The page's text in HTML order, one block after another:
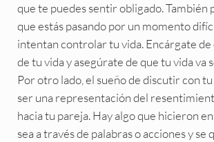
que te puedes sentir obligado. También
que estás pasando por un momento
intentan controlar tu vida. Encárgate de
de tu vida y asegúrate de que tu vida va
Por otro lado, el sueño de discutir con
ser una representación del
hacia tu pareja. Hay algo que hicieron en
sea a través de palabras o acciones y se